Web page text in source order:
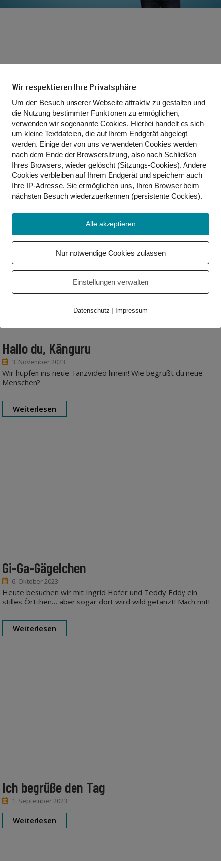
Eddy, mein Knuddelbär
24. November 2023
In diesem Kindertanzvideo wird Teddy Eddy mit einer
Knuddelattacke überfallen!
Weiterlesen
Hallo du, Känguru
3. November 2023
Wir hüpfen ins neue Tanzvideo hinein! Wie begrüßt du neue
Menschen?
Weiterlesen
Gi-Ga-Gägelchen
6. Oktober 2023
Heute besuchen wir mit Ingrid Hofer und Teddy Eddy ein
stilles Örtchen… aber sogar dort wird wild getanzt! Mach mit!
Weiterlesen
Ich begrüße den Tag
1. September 2023
Weiterlesen
Wir respektieren Ihre Privatsphäre
Um den Besuch unserer Webseite attraktiv zu gestalten und
die Nutzung bestimmter Funktionen zu ermöglichen,
verwenden wir sogenannte Cookies. Hierbei handelt es sich
um kleine Textdateien, die auf Ihrem Endgerät abgelegt
werden. Einige der von uns verwendeten Cookies werden
nach dem Ende der Browsersitzung, also nach Schließen
Ihres Browsers, wieder gelöscht (Sitzungs-Cookies). Andere
Cookies verbleiben auf Ihrem Endgerät und speichern auch
Ihre IP-Adresse. Sie ermöglichen uns, Ihren Browser beim
nächsten Besuch wiederzuerkennen (persistente Cookies).
Alle akzeptieren
Nur notwendige Cookies zulassen
Einstellungen verwalten
Datenschutz | Impressum